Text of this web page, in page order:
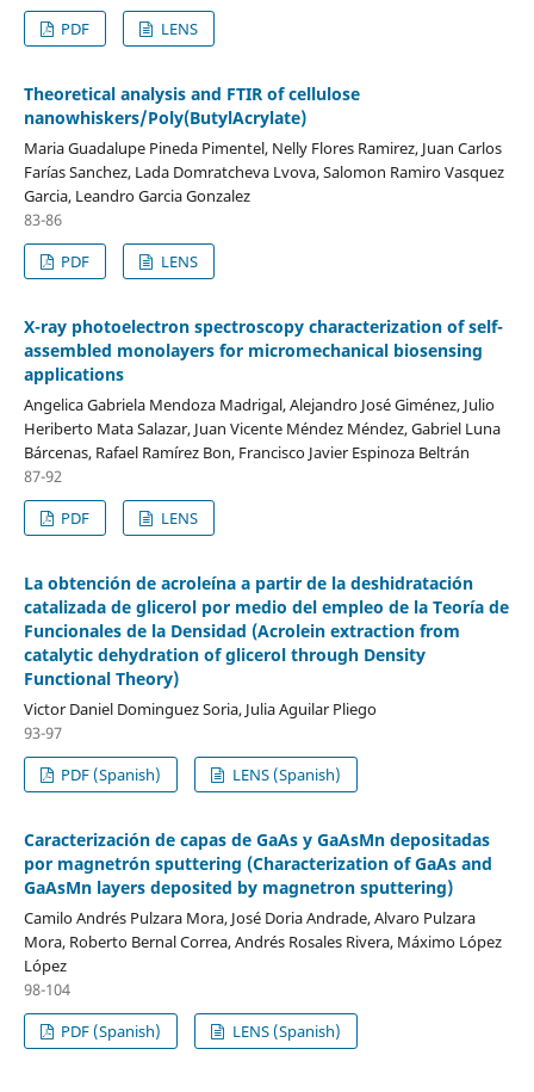
PDF
LENS
Theoretical analysis and FTIR of cellulose
nanowhiskers/Poly(ButylAcrylate)
Maria Guadalupe Pineda Pimentel, Nelly Flores Ramirez, Juan Carlos
Farías Sanchez, Lada Domratcheva Lvova, Salomon Ramiro Vasquez
Garcia, Leandro Garcia Gonzalez
83-86
PDF
LENS
X-ray photoelectron spectroscopy characterization of self-
assembled monolayers for micromechanical biosensing
applications
Angelica Gabriela Mendoza Madrigal, Alejandro José Giménez, Julio
Heriberto Mata Salazar, Juan Vicente Méndez Méndez, Gabriel Luna
Bárcenas, Rafael Ramírez Bon, Francisco Javier Espinoza Beltrán
87-92
PDF
LENS
La obtención de acroleína a partir de la deshidratación
catalizada de glicerol por medio del empleo de la Teoría de
Funcionales de la Densidad (Acrolein extraction from
catalytic dehydration of glicerol through Density
Functional Theory)
Victor Daniel Dominguez Soria, Julia Aguilar Pliego
93-97
PDF (Spanish)
LENS (Spanish)
Caracterización de capas de GaAs y GaAsMn depositadas
por magnetrón sputtering (Characterization of GaAs and
GaAsMn layers deposited by magnetron sputtering)
Camilo Andrés Pulzara Mora, José Doria Andrade, Alvaro Pulzara
Mora, Roberto Bernal Correa, Andrés Rosales Rivera, Máximo López
López
98-104
PDF (Spanish)
LENS (Spanish)